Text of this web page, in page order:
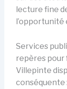
lecture fine
l’opportunité
Services
repères pour
Villepinte
conséquente